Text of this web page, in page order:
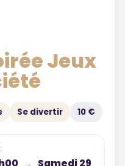
Jeux
Se divertir 10 €
Samedi 29